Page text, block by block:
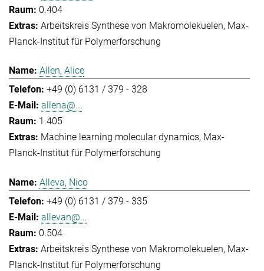
0.404
Arbeitskreis Synthese von Makromolekuelen Max-
Planck-Institut für Polymerforschung
Allen, Alice
+49 (0) 6131 / 379 - 328
allena@...
1.405
Machine learning molecular dynamics Max-
Planck-Institut für Polymerforschung
Alleva, Nico
+49 (0) 6131 / 379 - 335
allevan@...
0.504
Arbeitskreis Synthese von Makromolekuelen Max-
Planck-Institut für Polymerforschung